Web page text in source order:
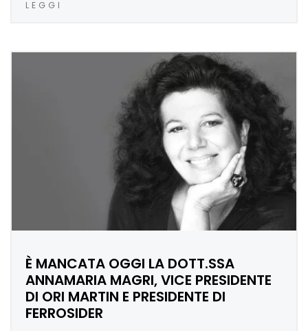
LEGGI
È MANCATA OGGI LA DOTT.SSA
ANNAMARIA MAGRI, VICE PRESIDENTE
DI ORI MARTIN E PRESIDENTE DI
FERROSIDER